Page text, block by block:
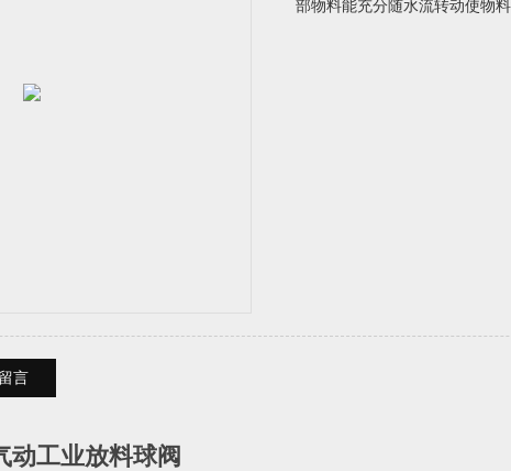
部物料能充分随水流转动使物料
言
动工业放料球阀